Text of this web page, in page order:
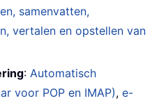
samenvatten,
vertalen en opstellen van
:Automatisch
voor POP en IMAP),e-